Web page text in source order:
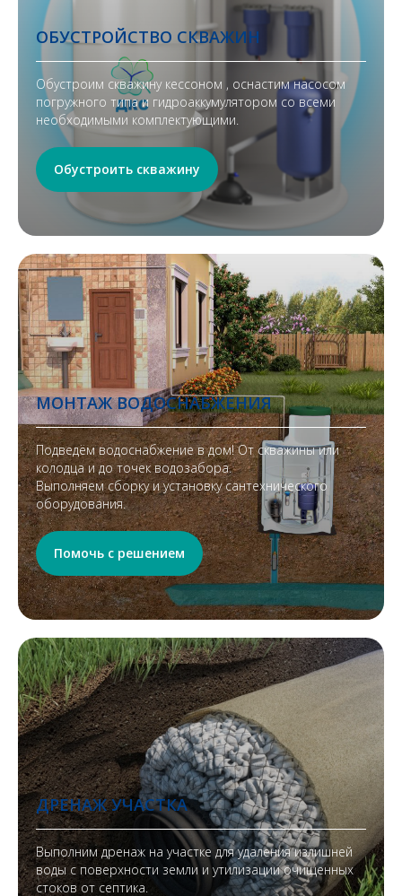
ОБУСТРОЙСТВО СКВАЖИН
Обустроим скважину кессоном , оснастим насосом
погружного типа и гидроаккумулятором со всеми
необходимыми комплектующими.
Обустроить скважину
МОНТАЖ ВОДОСНАБЖЕНИЯ
Подведём водоснабжение в дом! От скважины или
колодца и до точек водозабора.
Выполняем сборку и установку сантехнического
оборудования.
Помочь с решением
ДРЕНАЖ УЧАСТКА
Выполним дренаж на участке для удаления излишней
воды с поверхности земли и утилизации очищенных
стоков от септика.